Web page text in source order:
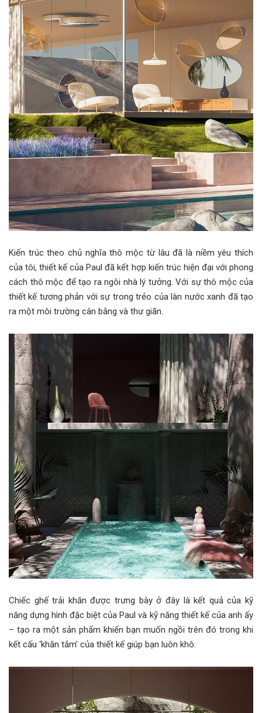
Kiến trúc theo chủ nghĩa thô mộc từ lâu đã là niềm yêu thích
của tôi, thiết kế của Paul đã kết hợp kiến trúc hiện đại với phong
cách thô mộc để tạo ra ngôi nhà lý tưởng. Với sự thô mộc của
thiết kế tương phản với sự trong trẻo của làn nước xanh đã tạo
ra một môi trường cân bằng và thư giãn.
Chiếc ghế trải khăn được trưng bày ở đây là kết quả của kỹ
năng dựng hình đặc biệt của Paul và kỹ năng thiết kế của anh ấy
– tạo ra một sản phẩm khiến bạn muốn ngồi trên đó trong khi
kết cấu ‘khăn tắm’ của thiết kế giúp bạn luôn khô.